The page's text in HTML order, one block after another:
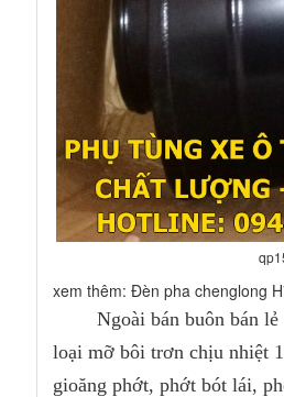
xem thêm: Đèn pha chenglong
Ngoài bán buôn bán lẻ
loại mỡ bôi trơn chịu nhiệt
gioăng phớt, phớt bót lái,